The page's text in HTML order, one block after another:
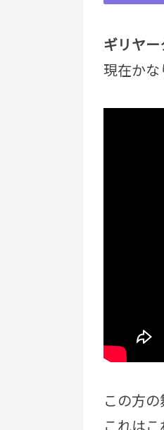
ギリヤ
現在かな
この方
これはこ